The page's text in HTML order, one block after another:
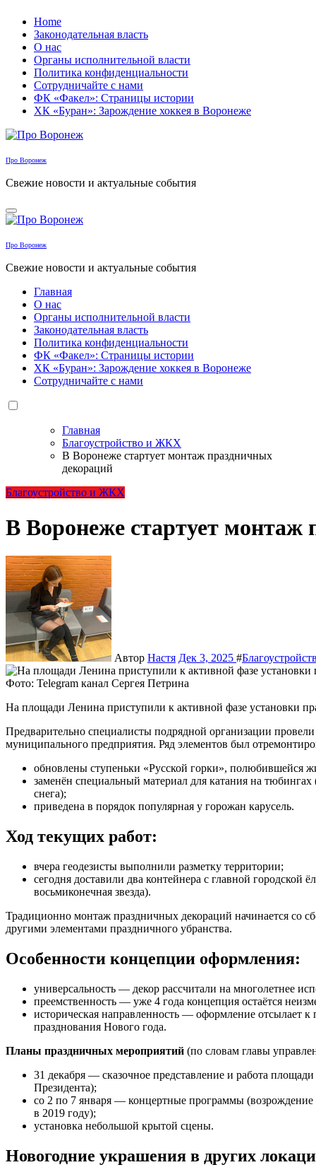
Перейти
содержанию
Home
Законодательная власть
О нас
Органы исполнительной власти
Политика конфиденциальности
Сотрудничайте с нами
ФК «Факел»: Страницы истории
ХК «Буран»: Зарождение хоккея в Воронеже
Про Воронеж
Свежие новости и актуальные события
Про Воронеж
Свежие новости и актуальные события
Главная
О нас
Органы исполнительной власти
Законодательная власть
Политика конфиденциальности
ФК «Факел»: Страницы истории
ХК «Буран»: Зарождение хоккея в Воронеже
Сотрудничайте с нами
Главная
Благоустройство и ЖКХ
В Воронеже стартует монтаж праздничных
декораций
Благоустройство и ЖКХ
В Воронеже стартует монтаж
Автор Настя Дек 3, 2025 #
Фото: Telegram канал Сергея Петрина
На площади Ленина приступили к активной фазе установки
Предварительно специалисты подрядной организации
муниципального предприятия. Ряд элементов был
обновлены ступеньки «Русской горки», полюбившейся
заменён специальный материал для катания на тюбингах
снега);
приведена в порядок популярная у горожан карусель.
Ход текущих работ:
вчера геодезисты выполнили разметку территории;
сегодня доставили два контейнера с главной
восьмиконечная звезда).
Традиционно монтаж праздничных декораций начинается со
другими элементами праздничного убранства.
Особенности концепции оформления:
универсальность — декор рассчитали на многолетнее
преемственность — уже 4 года концепция остаётся
историческая направленность — оформление отсылает
празднования Нового года.
Планы праздничных мероприятий (по словам главы
31 декабря — сказочное представление и работа
Президента);
со 2 по 7 января — концертные программы (возрождение
в 2019 году);
установка небольшой крытой сцены.
Новогодние украшения в других